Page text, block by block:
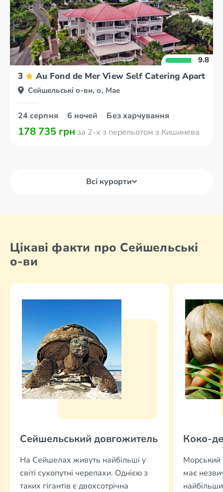
9.8
3 Au Fond de Mer View Self Catering
Сейшельські о-ви, о. Мае
24 серпня 6 ночей Без харчування
178 735 грн за 2-х з перельотом з Кишинева
Всі курорти
Цікаві факти про Сейшельські
о-ви
Сейшельський довгожитель
На Сейшелах живуть найбільші у
світі сухопутні черепахи. Однією з
таких гігантів є двохсотрічна
Коко-
Морський
має